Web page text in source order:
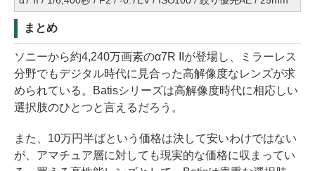
まとめ
ソニーから約4,240万画素のα7R IIが登場し、ミラーレス
分野でもデジタル時代に見合った高解像度なレンズが求
められている。Batisシリーズは高解像度時代に相応しい
選択肢のひとつと言えるだろう。
また、10万円半ばという価格は決して安いわけではない
が、アマチュア層に対しても現実的な価格に収まってい